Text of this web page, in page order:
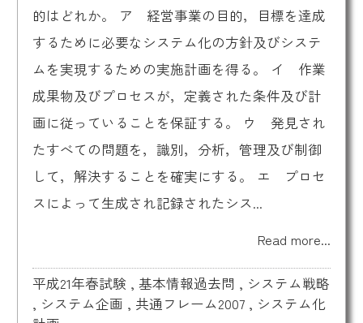
的はどれか。 ア 経営事業の目的，目標を達成
するために必要なシステム化の方針及びシステ
ムを実現するための実施計画を得る。 イ 作業
成果物及びプロセスが，定義された条件及び計
画に従っていることを保証する。 ウ 発見され
たすべての問題を，識別，分析，管理及び制御
して，解決することを確実にする。 エ プロセ
スによって生成され記録されたシス...
Read more...
平成21年春試験 , 基本情報過去問 , システム戦略
, システム企画 , 共通フレーム2007, システム化